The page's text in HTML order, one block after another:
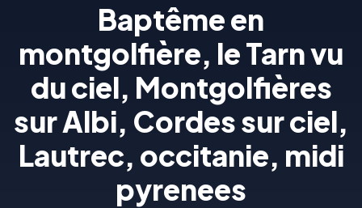
Baptême en
montgolfière, le Tarn vu
du ciel, Montgolfières
sur Albi, Cordes sur ciel,
Lautrec, occitanie, midi
pyrenees